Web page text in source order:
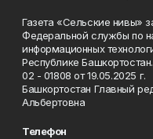
Газета «Сельские нивы»
Федеральной службы по
информационных
Республике
02 - 01808 от 19.05.2025 г.
Башкортостан Главный
Альбертовна
Телефон